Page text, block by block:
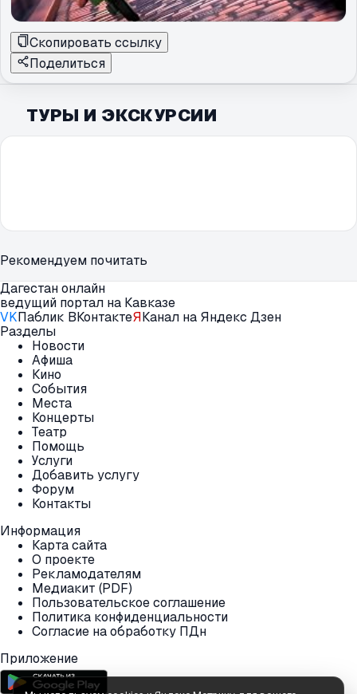
Скопировать ссылку
Поделиться
ТУРЫ И ЭКСКУРСИИ
Рекомендуем почитать
Дагестан онлайн
ведущий портал на Кавказе
VKПаблик ВКонтактеЯКанал на Яндекс Дзен
Разделы
Новости
Афиша
Кино
События
Места
Концерты
Театр
Помощь
Услуги
Добавить услугу
Форум
Контакты
Информация
Карта сайта
О проекте
Рекламодателям
Медиакит (PDF)
Пользовательское соглашение
Политика конфиденциальности
Согласие на обработку ПДн
Приложение